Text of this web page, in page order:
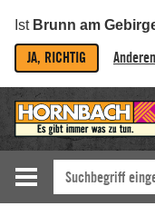
Ist Brunn am
JA, RICHTIG